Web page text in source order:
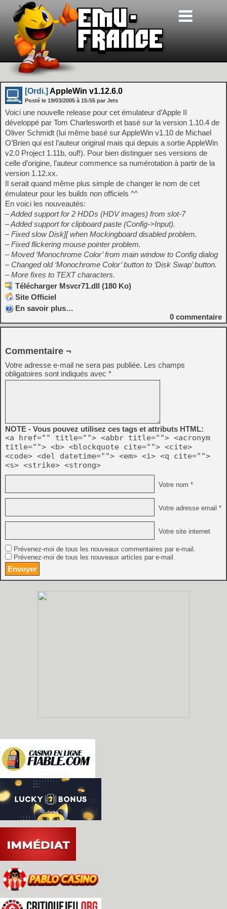
[Ordi.] AppleWin v1.12.6.0
Posté le 19/03/2005 à 15:55 par Jets
Voici une nouvelle release pour cet émulateur d’Apple II
développé par Tom Charlesworth et basé sur la version 1.10.4 de
Oliver Schmidt (lui même basé sur AppleWin v1.10 de Michael
O’Brien qui est l’auteur original mais qui depuis a sortie AppleWin
v2.0 Project 1.11b, ouf!). Pour bien distinguer ses versions de
celle d’origine, l’auteur commence sa numérotation à partir de la
version 1.12.xx.
Il serait quand même plus simple de changer le nom de cet
émulateur pour les builds non officiels ^^
En voici les nouveautés:
– Added support for 2 HDDs (HDV images) from slot-7
– Added support for clipboard paste (Config->Input).
– Fixed slow Disk][ when Mockingboard disabled problem.
– Fixed flickering mouse pointer problem.
– Moved ‘Monochrome Color’ from main window to Config dialog
– Changed old ‘Monochrome Color’ button to ‘Disk Swap’ button.
– More fixes to TEXT characters.
Télécharger Msvcr71.dll (180 Ko)
Site Officiel
En savoir plus…
0 commentaire
Commentaire ¬
Votre adresse e-mail ne sera pas publiée. Les champs
obligatoires sont indiqués avec *
NOTE - Vous pouvez utilisez ces tags et attributs HTML:
<a href="" title=""> <abbr title=""> <acronym
title=""> <b> <blockquote cite=""> <cite>
<code> <del datetime=""> <em> <i> <q cite="">
<s> <strike> <strong>
Votre nom *
Votre adresse email *
Votre site internet
Prévenez-moi de tous les nouveaux commentaires par e-mail.
Prévenez-moi de tous les nouveaux articles par e-mail.